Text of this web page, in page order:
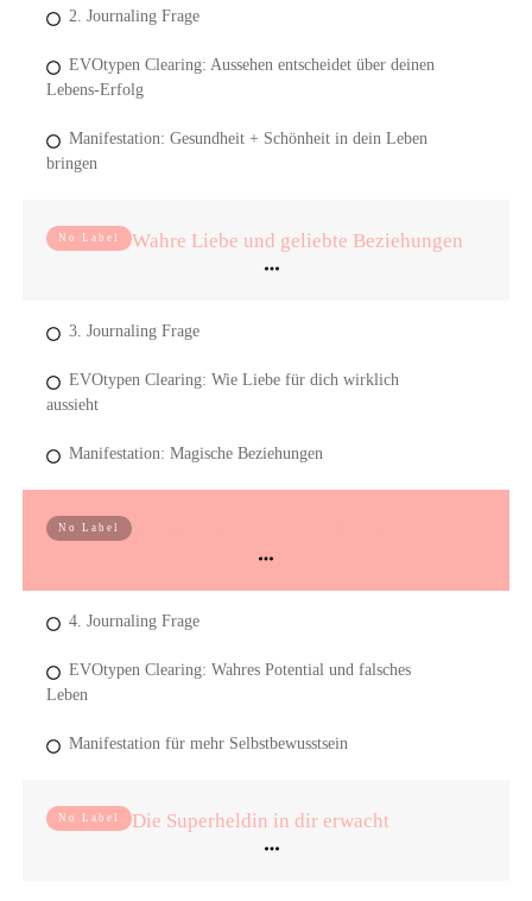
2. Journaling Frage
EVOtypen Clearing: Aussehen entscheidet über deinen
Lebens-Erfolg
Manifestation: Gesundheit + Schönheit in dein Leben
bringen
No Label Wahre Liebe und geliebte Beziehungen
3. Journaling Frage
EVOtypen Clearing: Wie Liebe für dich wirklich
aussieht
Manifestation: Magische Beziehungen
No Label
4. Journaling Frage
EVOtypen Clearing: Wahres Potential und falsches
Leben
Manifestation für mehr Selbstbewusstsein
No Label Die Superheldin in dir erwacht